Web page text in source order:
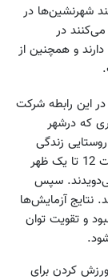
شهرنشین‌ها در
در
و همچنین از
این رابطه شرکت
دو گروه تقسیم شدند. یک گروه 15 نفری که درشهر
محیط روستایی زندگی
می‌کردند. هر دو گروه باید سه روز در هفته از ساعت 12 تا یک ظهر
و می‌دویدند. سپس
نتایج آزمایش‌ها
و تقویت توان
کردن برای